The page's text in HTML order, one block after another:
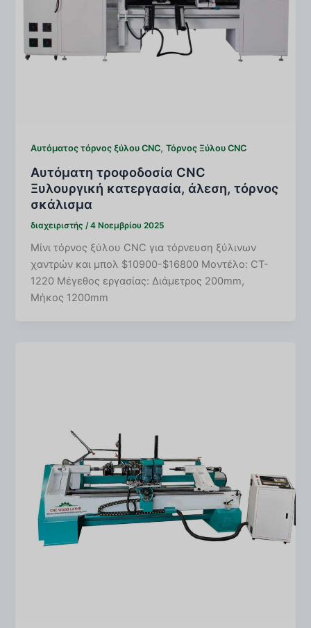
Αυτόματος τόρνος ξύλου CNC,Τόρνος Ξύλου CNC
Αυτόματη τροφοδοσία CNC
Ξυλουργική κατεργασία, άλεση, τόρνος
σκάλισμα
διαχειριστής /4 Νοεμβρίου 2025
Μίνι τόρνος ξύλου CNC για τόρνευση ξύλινων
χαντρών και μπολ $10900-$16800 Μοντέλο: CT-
1220 Μέγεθος εργασίας: Διάμετρος 200mm,
Μήκος 1200mm